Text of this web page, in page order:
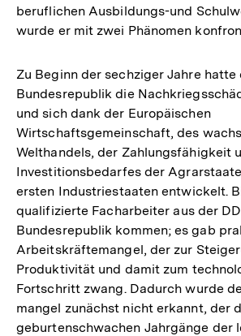
beruflichen Ausbildungs-und
wurde er mit zwei Phänomen
Zu Beginn der sechziger Jahre hatte
Bundesrepublik die
und sich dank der Europäischen
Wirtschaftsgemeinschaft, des
Welthandels, der Zahlungsfähigkeit
Investitionsbedarfes der
ersten Industriestaaten entwickelt.
qualifizierte Facharbeiter aus der
Bundesrepublik kommen; es gab
Arbeitskräftemangel, der zur
Produktivität und damit zum
Fortschritt zwang. Dadurch wurde
mangel zunächst nicht erkannt, der
geburtenschwachen Jahrgänge der